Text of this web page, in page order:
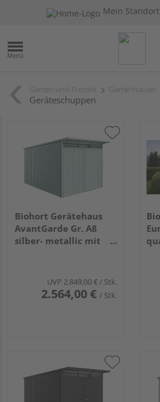
Mein
Geräteschuppen
Biohort Gerätehaus
AvantGarde Gr. A8
silber- metallic mit
UVP 2.849,00 €/ Stk.
2.564,00 € / Stk.